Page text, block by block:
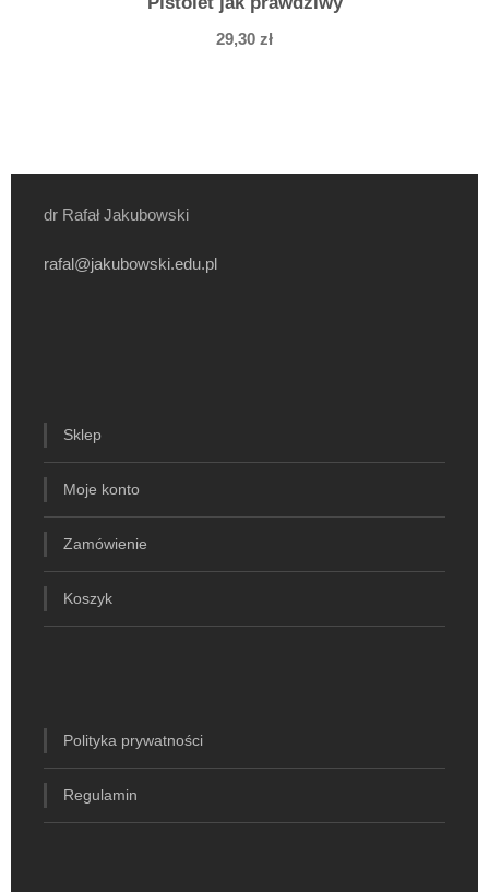
29,30 zł
dr Rafał Jakubowski
rafal@jakubowski.edu.pl
Sklep
Moje konto
Zamówienie
Koszyk
Polityka prywatności
Regulamin